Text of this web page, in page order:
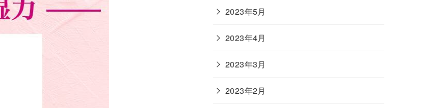
2023年5月
2023年4月
2023年3月
2023年2月